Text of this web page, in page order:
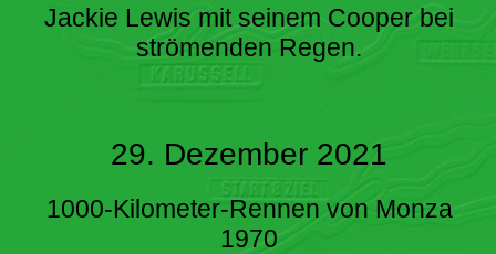
Jackie Lewis mit seinem Cooper bei
strömenden Regen.
29. Dezember 2021
1000-Kilometer-Rennen von Monza
1970